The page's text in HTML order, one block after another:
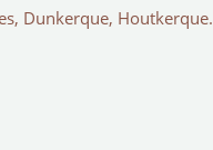
Dunkerque, Houtkerque.